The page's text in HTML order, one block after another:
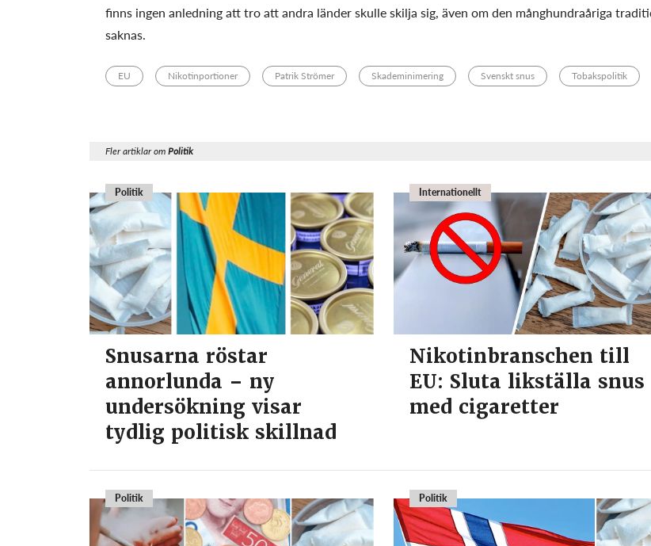
finns ingen anledning att tro att andra länder skulle skilja sig, även om den månghundraåriga
saknas.
EU Nikotinportioner Patrik Strömer Skademinimering Svenskt snus Tobakspolitik
Fler artiklar omPolitik
Politik
Snusarna röstar
annorlunda – ny
undersökning visar
tydlig politisk skillnad
Internationellt
Nikotinbranschen till
EU: Sluta likställa snus
med cigaretter
Politik Politik